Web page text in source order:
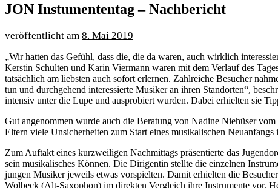
JON Instumententag – Nachbericht
8. Mai 2019
„Wir hatten das Gefühl, dass die, die da waren, auch wirklich
Kerstin Schulten und Karin Viermann waren mit dem Verlauf des
tatsächlich am liebsten auch sofort erlernen. Zahlreiche Besucher
tun und durchgehend interessierte Musiker an ihren Standorten“,
intensiv unter die Lupe und ausprobiert wurden. Dabei erhielten sie
Gut angenommen wurde auch die Beratung von Nadine Niehüser
Eltern viele Unsicherheiten zum Start eines musikalischen
Zum Auftakt eines kurzweiligen Nachmittags präsentierte das
sein musikalisches Können. Die Dirigentin stellte die einzelnen
jungen Musiker jeweils etwas vorspielten. Damit erhielten die
Wolbeck (Alt-Saxophon) im direkten Vergleich ihre Instrumente vor.